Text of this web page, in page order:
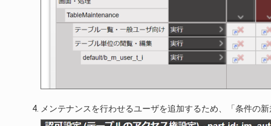
メンテナンスを行わせるユーザを追加するため、「条件の